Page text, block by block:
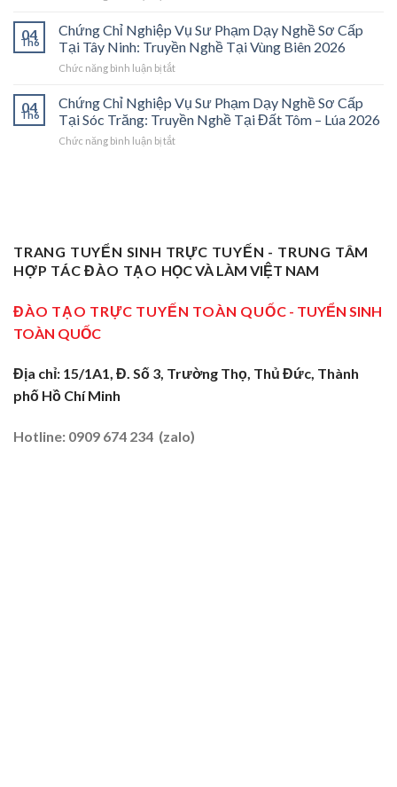
Cánh
Cửa
Nghề
“Thầy
Nghề”
Ở
Trung
Tâm
Cấp
Tại
Trà
Vinh
Bệ
Phóng
Cho
Thợ
Nghề
Chỉ
Nghiệp
Vụ
Sư
Dạy
Nghề
Sơ
Cấp
Cửa
Ngõ
Miền
2026
04
Th6
Chứng Chỉ Nghiệp Vụ Sư Phạm Dạy Nghề Sơ Cấp
Tại Tây Ninh: Truyền Nghề Tại Vùng Biên 2026
Chức năng bình luận bị tắtở
Chỉ
Nghiệp
Vụ
Sư
Tây
Ninh:
Truyền
Tại
04
Th6
Chứng Chỉ Nghiệp Vụ Sư Phạm Dạy Nghề Sơ Cấp
Tại Sóc Trăng: Truyền Nghề Tại Đất Tôm – Lúa 2026
Chức năng bình luận bị tắtở
Dạy
Nghề
Sơ
Tại
Sóc
Nghề
Tại
Lúa
TRANG TUYỂN SINH TRỰC TUYẾN - TRUNG TÂM
HỢP TÁC ĐÀO TẠO HỌC VÀ LÀM VIỆT NAM
ĐÀO TẠO TRỰC TUYẾN TOÀN QUỐC - TUYỂN SINH
TOÀN QUỐC
Địa chỉ: 15/1A1, Đ. Số 3, Trường Thọ, Thủ Đức, Thành
phố Hồ Chí Minh
Hotline: 0909 674 234 (zalo)